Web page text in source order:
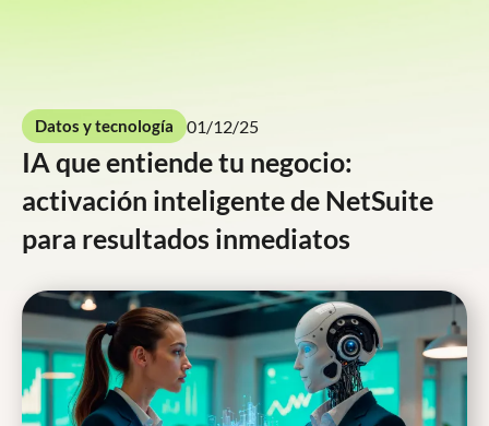
Datos y tecnología 01/12/25
IA que entiende tu negocio:
activación inteligente de NetSuite
para resultados inmediatos